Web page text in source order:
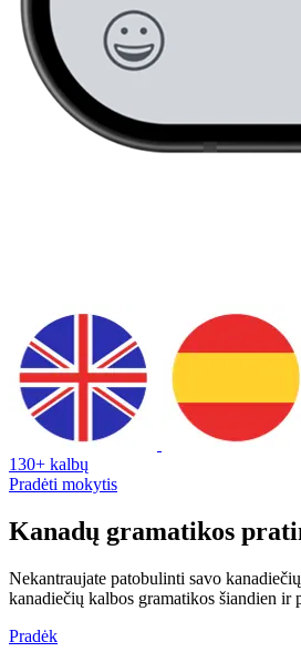
130+ kalbų
Pradėti mokytis
Kanadų gramatikos
Nekantraujate patobulinti savo kanadiečių
kanadiečių kalbos gramatikos šiandien
Pradėk